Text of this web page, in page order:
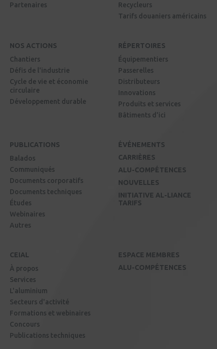
Partenaires
Recycleurs
Tarifs douaniers américains
NOS ACTIONS
Chantiers
Défis de l'industrie
Cycle de vie et économie
circulaire
Développement durable
RÉPERTOIRES
Équipementiers
Passerelles
Distributeurs
Innovations
Produits et services
Bâtiments d'ici
PUBLICATIONS
Balados
Communiqués
Documents corporatifs
Documents techniques
Études
Webinaires
Autres
ÉVÉNEMENTS
CARRIÈRES
ALU-COMPÉTENCES
NOUVELLES
INITIATIVE AL-LIANCE
TARIFS
CEIAL
À propos
Services
L'aluminium
Secteurs d'activité
Formations et webinaires
Concours
Publications techniques
ESPACE MEMBRES
ALU-COMPÉTENCES